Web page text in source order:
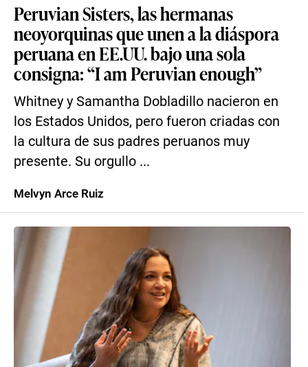
Peruvian Sisters, las hermanas
neoyorquinas que unen a la diáspora
peruana en EE.UU. bajo una sola
consigna: “I am Peruvian enough”
Whitney y Samantha Dobladillo nacieron en
los Estados Unidos, pero fueron criadas con
la cultura de sus padres peruanos muy
presente. Su orgullo ...
Melvyn Arce Ruiz